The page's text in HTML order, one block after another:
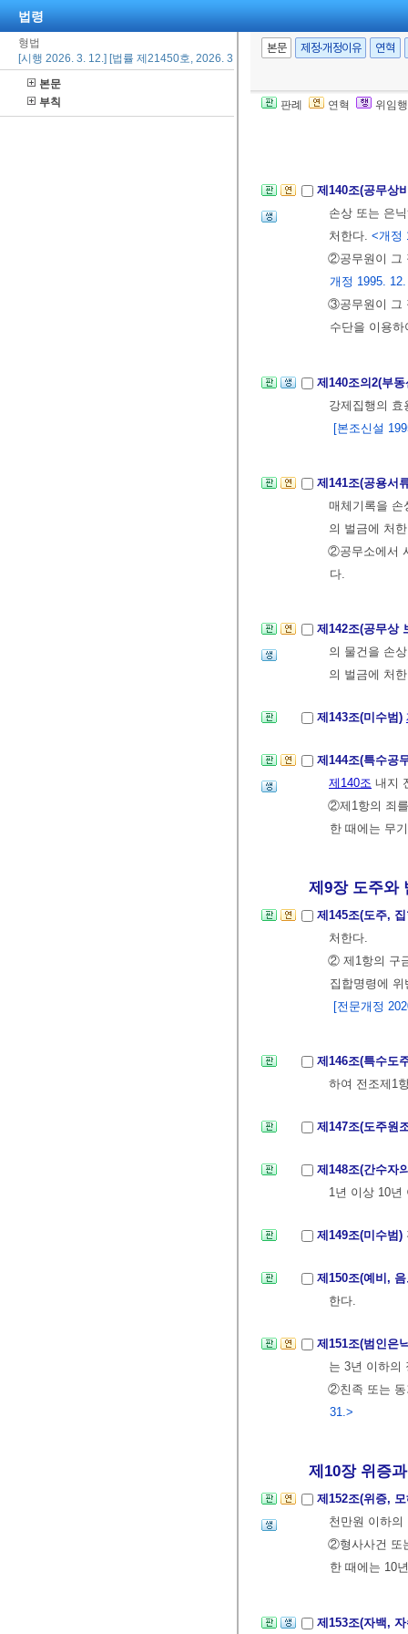
법령
형법
[시행 2026. 3. 12.] [법률 제21450호, 2026. 3. 12., 일부개정]
본문
부칙
본문 제정·개정이유 연혁
판례 연혁 위임
국회회의장 또
다.<개정
제139조(인권옹
제140조(공무상
손상 또는 은
처한다. <개정
②공무원이 그
개정 1995.
③공무원이 그
수단을 이용
제140조의2(부
강제집행의
[본조신설
제141조(공용서
매체기록을 손
의 벌금에 처
②공무소에서
다.
제142조(공무상
의 물건을 손
의 벌금에 처
제143조(미수범)
제144조(특수공
제140조 내지
②제1항의 죄
한 때에는 무
제9장 도주와
제145조(도주,
처한다.
② 제1항의 구
집합명령에
[전문개정
제146조(특수도
하여 전조제1
제147조(도주원
제148조(간수자
1년 이상 10년
제149조(미수범)
제150조(예비,
한다.
제151조(범인은
는 3년 이하의
②친족 또는 동
31.>
제10장 위증과
제152조(위증,
천만원 이하
②형사사건 또
한 때에는 10
제153조(자백,